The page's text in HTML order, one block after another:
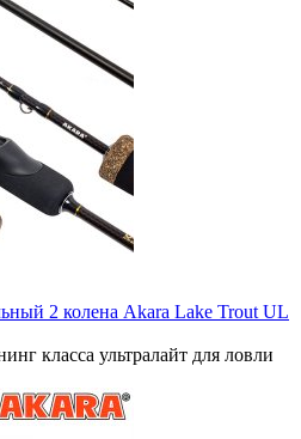
2 колена Akara Lake Trout UL
класса ультралайт для ловли